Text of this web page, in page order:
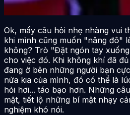
Ok, mấy câu hỏi nhẹ nhàng vui
khi mình cũng muốn "nâng đô"
không? Trò "Đặt ngón tay
cho việc đó. Khi không khí đã
đang ở bên những người bạn
nửa kia của mình, đó có thể là
hỏi hơi... táo bạo hơn. Những
mặt, tiết lộ những bí mật nhạy
nghiệm khó nói.